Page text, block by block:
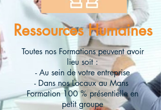
Ressources Humaines
Toutes nos Formations peuvent avoir
lieu soit :
- Au sein de votre entreprise
- Dans nos Locaux au Mans
Formation 100 % présentielle en
petit groupe